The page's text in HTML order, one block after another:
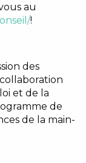
au
!
des
et de la
de
de la main-